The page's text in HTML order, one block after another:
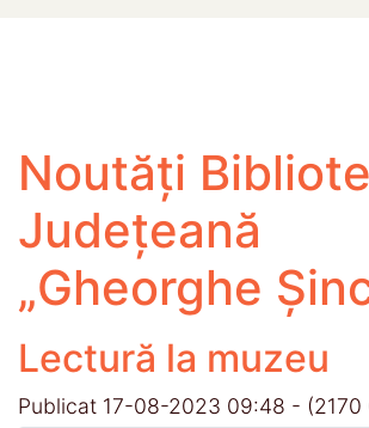
Noutăți
Județeană
„Gheorghe
Lectură la muzeu
Publicat 17-08-2023 09:48 - (2170